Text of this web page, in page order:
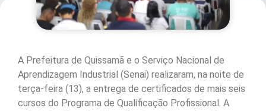
A Prefeitura de Quissamã e o Serviço Nacional de
Aprendizagem Industrial (Senai) realizaram, na noite de
terça-feira (13), a entrega de certificados de mais seis
cursos do Programa de Qualificação Profissional. A